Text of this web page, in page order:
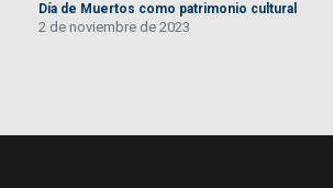
Día de Muertos como patrimonio cultural
2 de noviembre de 2023